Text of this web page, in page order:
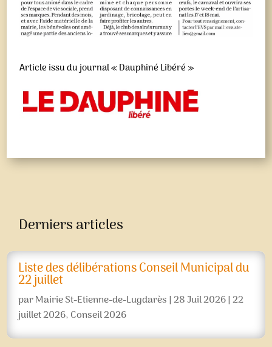
Article issu du journal « Dauphiné Libéré »
Derniers articles
Liste des délibérations Conseil Municipal du
22 juillet
parMairie St-Etienne-de-Lugdarès|28 Juil 2026|22
juillet 2026, Conseil 2026